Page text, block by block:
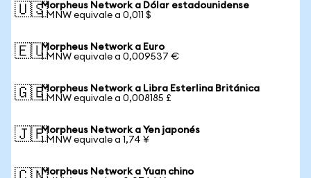
🇺🇸Morpheus Network a Dólar estadounidense
1 MNW equivale a 0,011 $
🇪🇺Morpheus Network a Euro
1 MNW equivale a 0,009537 €
🇬🇧Morpheus Network a Libra Esterlina Británica
1 MNW equivale a 0,008185 £
🇯🇵Morpheus Network a Yen japonés
1 MNW equivale a 1,74 ¥
Morpheus Network a Yuan chino